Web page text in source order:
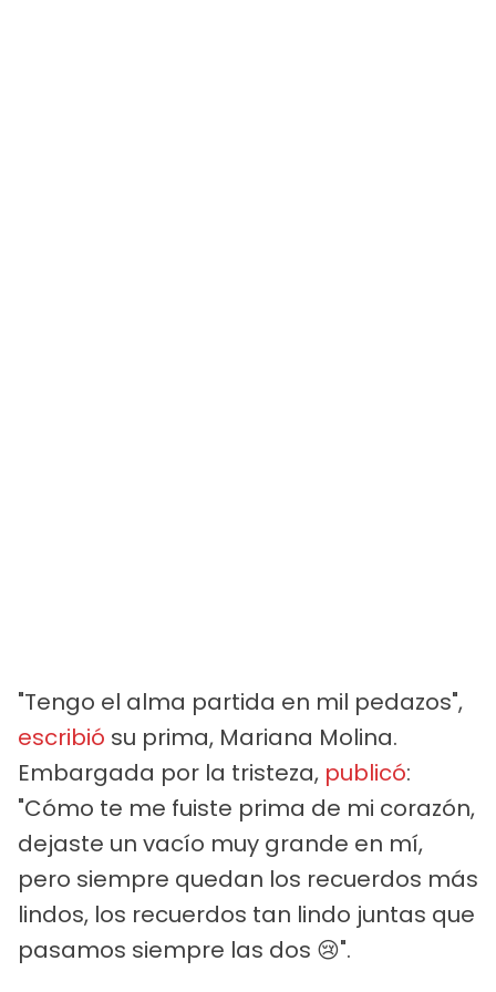
"Tengo el alma partida en mil pedazos",
escribió su prima, Mariana Molina.
Embargada por la tristeza, publicó:
"Cómo te me fuiste prima de mi corazón,
dejaste un vacío muy grande en mí,
pero siempre quedan los recuerdos más
lindos, los recuerdos tan lindo juntas que
pasamos siempre las dos 😢".